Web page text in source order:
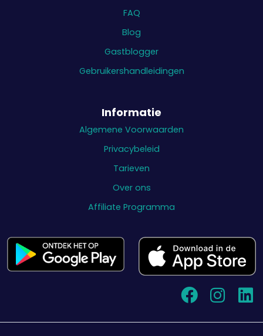
FAQ
Blog
Gastblogger
Gebruikershandleidingen
Informatie
Algemene Voorwaarden
Privacybeleid
Tarieven
Over ons
Affiliate Programma